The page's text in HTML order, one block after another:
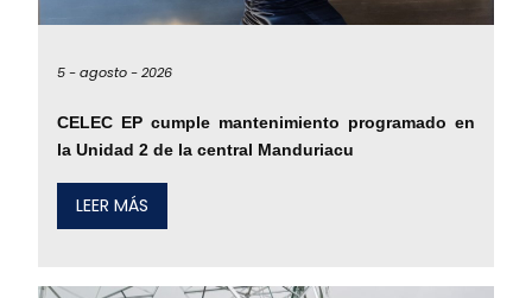
5 -agosto -2026
CELEC EP cumple mantenimiento programado en
la Unidad 2 de la central Manduriacu
LEER MÁS